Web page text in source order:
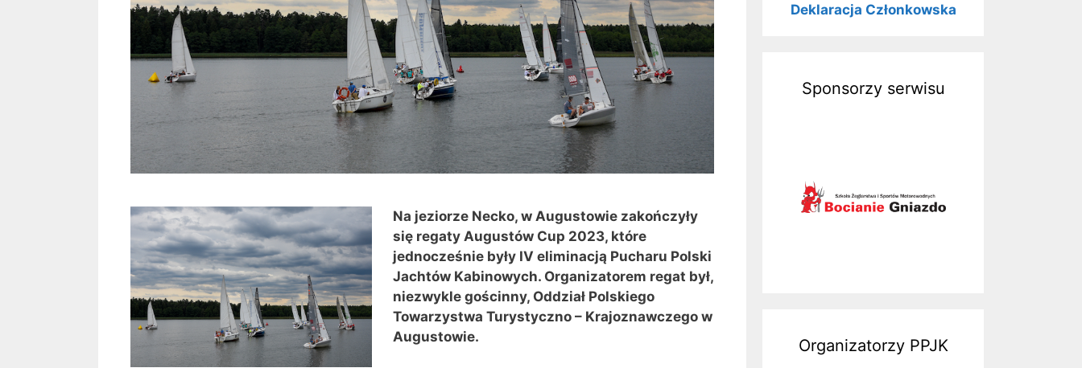
Na jeziorze Necko, w Augustowie zakończyły
się regaty Augustów Cup 2023, które
jednocześnie były IV eliminacją Pucharu Polski
Jachtów Kabinowych. Organizatorem regat był,
niezwykle gościnny, Oddział Polskiego
Towarzystwa Turystyczno – Krajoznawczego w
Augustowie.
Deklaracja Członkowska
Sponsorzy serwisu
Organizatorzy PPJK